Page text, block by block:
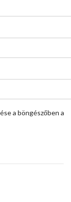
a böngészőben a